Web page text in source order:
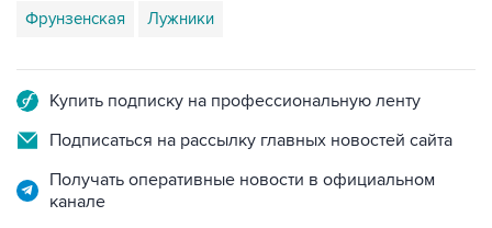
Подписаться на рассылку главных новостей сайта
Получать оперативные новости в официальном